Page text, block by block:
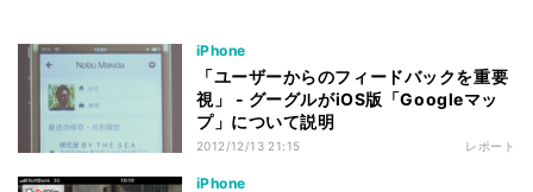
iPhone
「ユーザーからのフィードバックを重要
視」 - グーグルがiOS版「Googleマッ
プ」について説明
2012/12/13 21:15 レポート
iPhone